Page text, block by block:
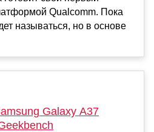
Qualcomm. Пока
называться, но в основе
Galaxy A37